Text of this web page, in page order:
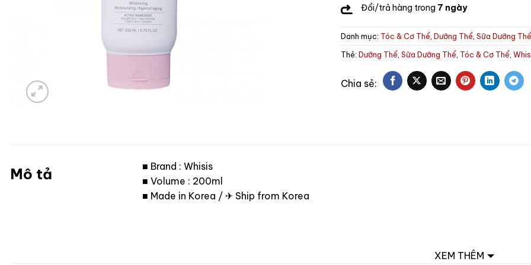
Đổi/trả hàng trong 7 ngày
Danh mục: Tóc & Cơ Thể,Dưỡng Thể,Sữa Dưỡng Thể
Thẻ:Dưỡng Thể,Sữa Dưỡng Thể, Tóc & Cơ Thể,
Mô tả
■ Brand : Whisis
■ Volume : 200ml
■ Made in Korea / ✈ Ship from Korea
위시스 프리미엄 글루타치온 화이트닝
XEM THÊM